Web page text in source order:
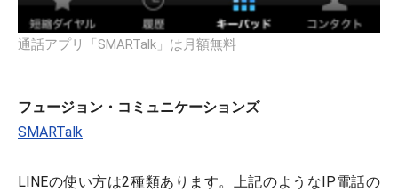
通話アプリ「SMARTalk」は月額無料
フュージョン・コミュニケーションズ
SMARTalk
LINEの使い方は2種類あります。上記のようなIP電話の